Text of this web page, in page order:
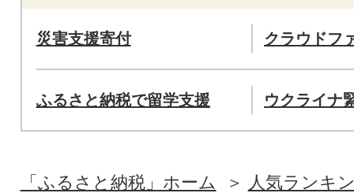
災害支援寄付 クラウドフ
ふるさと納税で留学支援 ウクライナ
「ふるさと納税」ホーム
人気ランキ